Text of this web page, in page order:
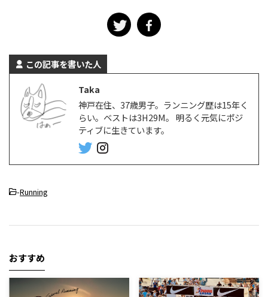
この記事を書いた人
Taka
神戸在住、37歳男子。ランニング歴は15年く
らい。ベストは3H29M。 明るく元気にポジ
ティブに生きています。
-Running
おすすめ